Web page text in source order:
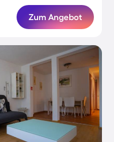
Zum Angebot